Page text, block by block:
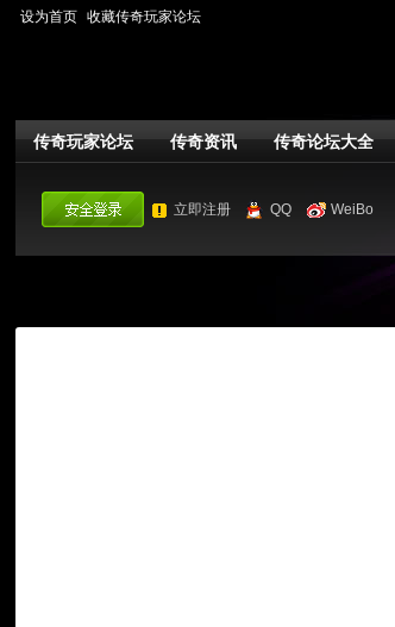
设为首页 收藏传奇玩家论坛
传奇玩家论坛 传奇资讯 传奇论坛大全
立即注册 QQ WeiBo